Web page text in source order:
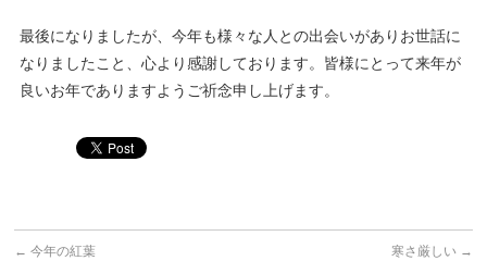
最後になりましたが、今年も様々な人との出会いがありお世話に
なりましたこと、心より感謝しております。皆様にとって来年が
良いお年でありますようご祈念申し上げます。
← 今年の紅葉 寒さ厳しい →